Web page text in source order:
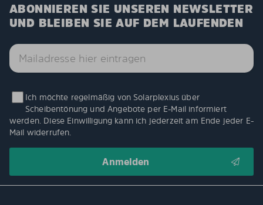
ABONNIEREN SIE UNSEREN NEWSLETTER
UND BLEIBEN SIE AUF DEM LAUFENDEN
Ich möchte regelmäßig von Solarplexius über
Scheibentönung und Angebote per E-Mail informiert
werden. Diese Einwilligung kann ich jederzeit am Ende jeder E-
Mail widerrufen.